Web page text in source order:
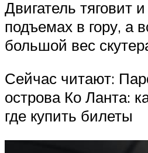
Двигатель тяговит
подъемах в гору, а
большой вес
Сейчас читают:
острова Ко Ланта:
где купить билеты